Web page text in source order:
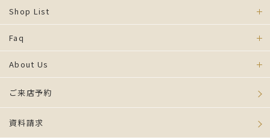
Shop List
Faq
About Us
ご来店予約
資料請求